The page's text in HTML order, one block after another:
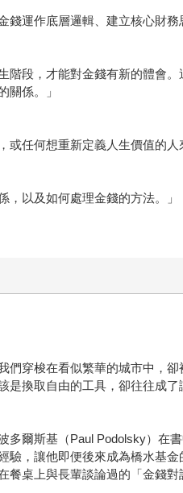
運作底層邏輯、建立核心財務
段，才能對金錢有新的體會
關係。」
任何想重新定義人生價值的人
，以及如何處理金錢的方法。」
們穿梭在看似繁華的城市中，
換取自由的工具，卻往往成
爾斯基（Paul Podolsky）在
，讓他即便後來成為橋水基
桌上與長輩談論過的「金錢